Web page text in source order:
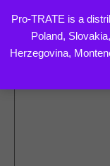
Pro-TRATE is a
Poland,
Herzegovina,
to